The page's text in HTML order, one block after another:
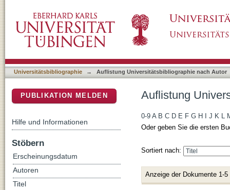
Universitätsbibliographie → Auflistung Universitätsbibliographie nach Autor
Auflistung
0-9 A B C D E F G H J K L
Oder geben Sie die ersten
Sortiert nach:
Anzeige der Dokumente 1-5
PUBLIKATION MELDEN
Hilfe und Informationen
Stöbern
Erscheinungsdatum
Autoren
Titel